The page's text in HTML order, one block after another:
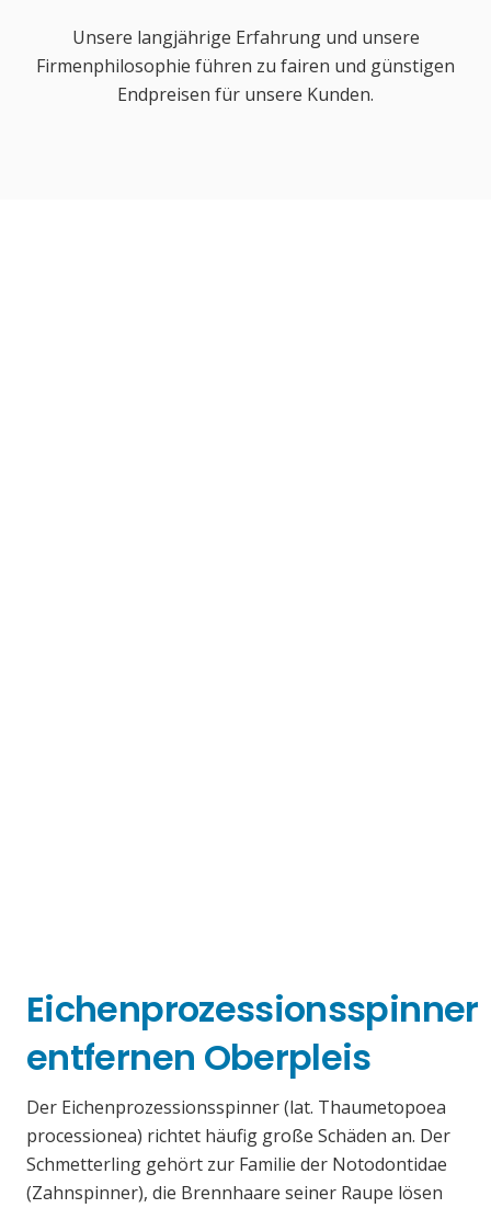
Unsere langjährige Erfahrung und unsere
Firmenphilosophie führen zu fairen und günstigen
Endpreisen für unsere Kunden.
Eichenprozessionsspinner
entfernen Oberpleis
Der Eichenprozessionsspinner (lat. Thaumetopoea
processionea) richtet häufig große Schäden an. Der
Schmetterling gehört zur Familie der Notodontidae
(Zahnspinner), die Brennhaare seiner Raupe lösen